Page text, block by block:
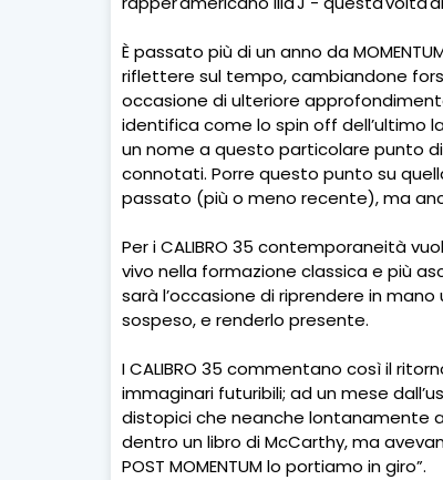
È passato più di un anno da
riflettere sul tempo, cambiandone
occasione di ulteriore approfondimento
identifica come lo spin off dell’ultimo
un nome a questo particolare punto
connotati. Porre questo punto su
passato (più o meno recente), ma
Per i CALIBRO 35 contemporaneità
vivo nella formazione classica e più
sarà l’occasione di riprendere in
sospeso, e renderlo presente.
I CALIBRO 35 commentano così il
immaginari futuribili; ad un mese
distopici che neanche lontanamente
dentro un libro di McCarthy, ma
POST MOMENTUM lo portiamo in giro”.